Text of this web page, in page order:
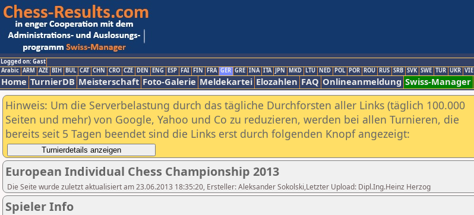
Logged on: Gast
Arabic ARM AZE BIH BUL CAT CHN CRO CZE DEN ENG ESP FAI FIN FRA GER GRE INA ITA JPN MKD LTU NED POL POR ROU RUS SRB SVK SWE TUR UKR VIE
Home TurnierDB Meisterschaft Foto-Galerie Meldekartei Elozahlen FAQ Onlineanmeldung Swiss-Manager
Hinweis: Um die Serverbelastung durch das tägliche Durchforsten aller Links (täglich 100.000
Seiten und mehr) von Google, Yahoo und Co zu reduzieren, werden bei allen Turnieren, die
bereits seit 5 Tagen beendet sind die Links erst durch folgenden Knopf angezeigt:
European Individual Chess Championship 2013
Die Seite wurde zuletzt aktualisiert am 23.06.2013 18:35:20, Ersteller: Aleksander Sokolski,Letzter Upload: Dipl.Ing.Heinz Herzog
Spieler Info